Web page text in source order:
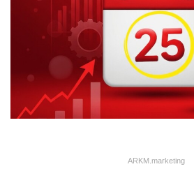
ARKM.marketing